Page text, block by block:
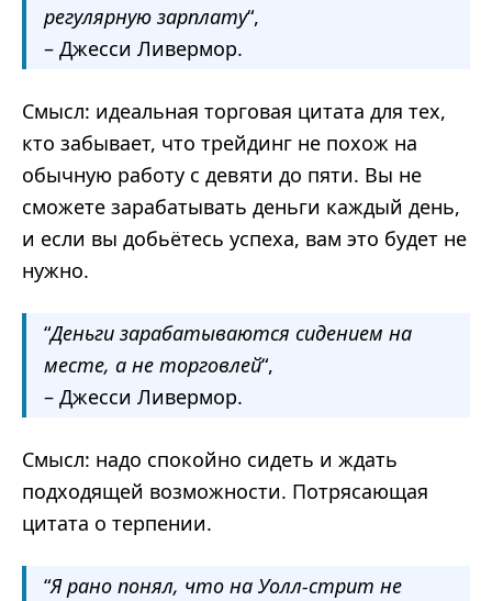
регулярную зарплату“,
– Джесси Ливермор.
Смысл: идеальная торговая цитата для тех,
кто забывает, что трейдинг не похож на
обычную работу с девяти до пяти. Вы не
сможете зарабатывать деньги каждый день,
и если вы добьётесь успеха, вам это будет не
нужно.
“Деньги зарабатываются сидением на
месте, а не торговлей“,
– Джесси Ливермор.
Смысл: надо спокойно сидеть и ждать
подходящей возможности. Потрясающая
цитата о терпении.
“Я рано понял, что на Уолл-стрит не